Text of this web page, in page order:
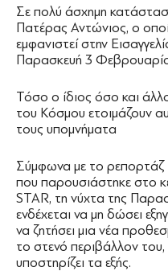
Σε πολύ άσχημη
Πατέρας Αντώνιος, ο
εμφανιστεί στην
Παρασκευή 3
Τόσο ο ίδιος όσο και
του Κόσμου ετοιμάζουν
τους υπομνήματα
Σύμφωνα με το ρεπορτάζ
που παρουσιάστηκε στο
STAR, τη νύχτα της
ενδέχεται να μη δώσει
να ζητήσει μια νέα
το στενό περιβάλλον
υποστηρίζει τα εξής.